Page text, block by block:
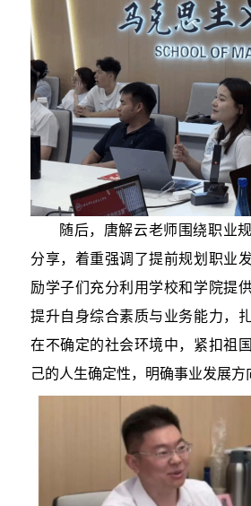
随后，唐解云老师围绕职业
分享，着重强调了提前规划职业
励学子们充分利用学校和学院提
提升自身综合素质与业务能力，
在不确定的社会环境中，紧扣祖
己的人生确定性，明确事业发展方